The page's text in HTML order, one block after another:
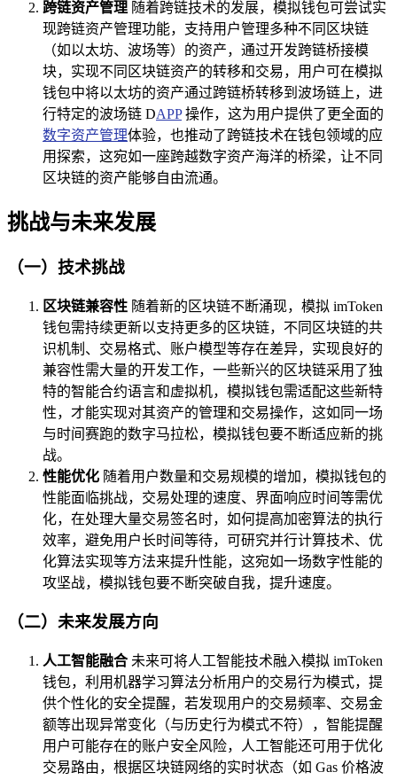
跨链资产管理 随着跨链技术的发展，模拟钱包可尝试实
现跨链资产管理功能，支持用户管理多种不同区块链
（如以太坊、波场等）的资产，通过开发跨链桥接模
块，实现不同区块链资产的转移和交易，用户可在模拟
钱包中将以太坊的资产通过跨链桥转移到波场链上，进
行特定的波场链 DAPP操作，这为用户提供了更全面的
数字资产管理体验，也推动了跨链技术在钱包领域的应
用探索，这宛如一座跨越数字资产海洋的桥梁，让不同
区块链的资产能够自由流通。
挑战与未来发展
（一）技术挑战
区块链兼容性 随着新的区块链不断涌现，模拟 imToken
钱包需持续更新以支持更多的区块链，不同区块链的共
识机制、交易格式、账户模型等存在差异，实现良好的
兼容性需大量的开发工作，一些新兴的区块链采用了独
特的智能合约语言和虚拟机，模拟钱包需适配这些新特
性，才能实现对其资产的管理和交易操作，这如同一场
与时间赛跑的数字马拉松，模拟钱包要不断适应新的挑
战。
性能优化 随着用户数量和交易规模的增加，模拟钱包的
性能面临挑战，交易处理的速度、界面响应时间等需优
化，在处理大量交易签名时，如何提高加密算法的执行
效率，避免用户长时间等待，可研究并行计算技术、优
化算法实现等方法来提升性能，这宛如一场数字性能的
攻坚战，模拟钱包要不断突破自我，提升速度。
（二）未来发展方向
人工智能融合 未来可将人工智能技术融入模拟 imToken
钱包，利用机器学习算法分析用户的交易行为模式，提
供个性化的安全提醒，若发现用户的交易频率、交易金
额等出现异常变化（与历史行为模式不符），智能提醒
用户可能存在的账户安全风险，人工智能还可用于优化
交易路由，根据区块链网络的实时状态（如 Gas 价格波